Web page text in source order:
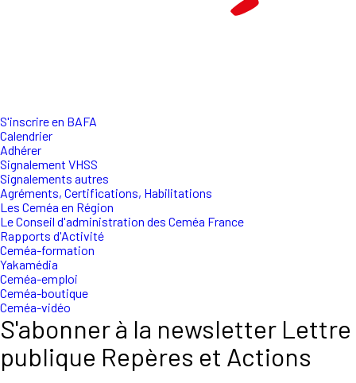
S'inscrire en BAFA
Calendrier
Adhérer
Signalement VHSS
Signalements autres
Agréments, Certifications, Habilitations
Les Ceméa en Région
Le Conseil d'administration des Ceméa France
Rapports d'Activité
Ceméa-formation
Yakamédia
Ceméa-emploi
Ceméa-boutique
Ceméa-vidéo
S'abonner à la newsletter Lettre
publique Repères et Actions